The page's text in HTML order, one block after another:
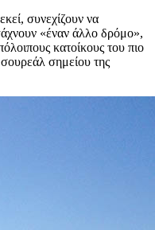
συνεχίζουν να
«έναν άλλο δρόμο»,
κατοίκους του πιο
σημείου της